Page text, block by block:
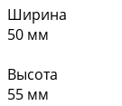
Ширина
50 мм
Высота
55 мм